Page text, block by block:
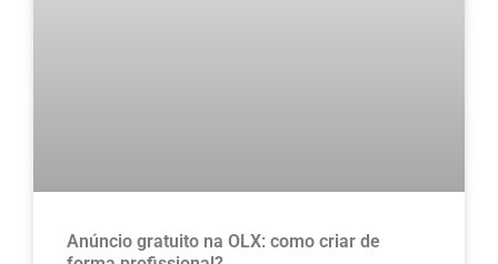
Anúncio gratuito na OLX​: como criar de